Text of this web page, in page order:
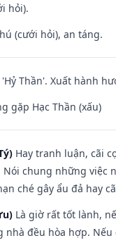
hỏi).
(cưới hỏi), an táng.
Thần'. Xuất hành
gặp Hạc Thần (xấu)
Hay tranh luận, cãi
chung những việc
ché gây ẩu đả hay
Là giờ rất tốt lành,
đều hòa hợp.